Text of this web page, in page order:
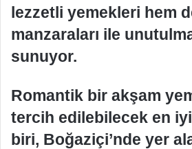
lezzetli yemekleri hem
manzaraları ile
sunuyor.
Romantik bir akşam
tercih edilebilecek en
biri, Boğaziçi’nde yer